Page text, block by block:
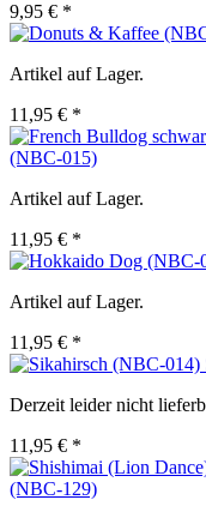
9,95 € *
Artikel auf Lager.
11,95 € *
(NBC-015)
Artikel auf Lager.
11,95 € *
Artikel auf Lager.
11,95 € *
Derzeit leider nicht
11,95 € *
(NBC-129)